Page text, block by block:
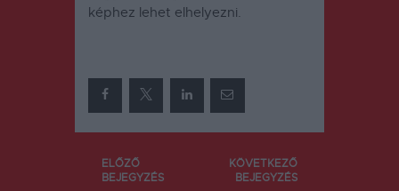
képhez lehet elhelyezni.
Bejegyzés
ELŐZŐ
BEJEGYZÉS
KÖVETKEZŐ
BEJEGYZÉS